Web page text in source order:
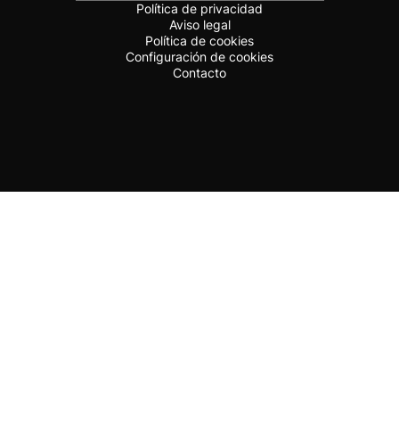
Política de privacidad
Aviso legal
Política de cookies
Configuración de cookies
Contacto